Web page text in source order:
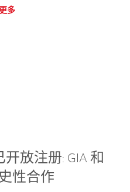
多
开放注册: GIA 和
性合作